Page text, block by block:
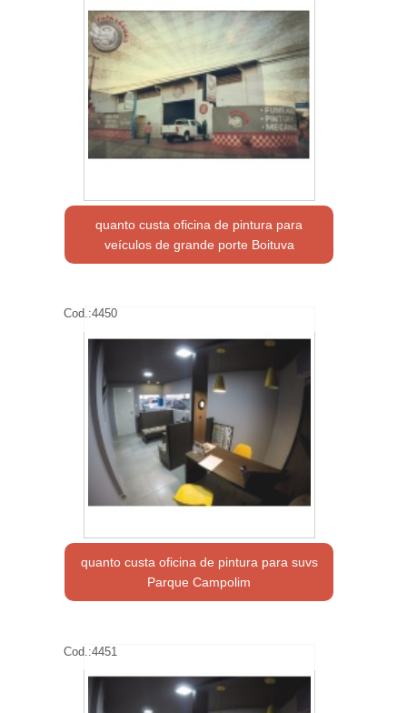
quanto custa oficina de pintura para
veículos de grande porte Boituva
Cod.:4450
quanto custa oficina de pintura para suvs
Parque Campolim
Cod.:4451